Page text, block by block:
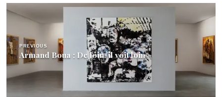
Navigation
de
l’article
PREVIOUS
Armand Boua : De loin, il voit loin